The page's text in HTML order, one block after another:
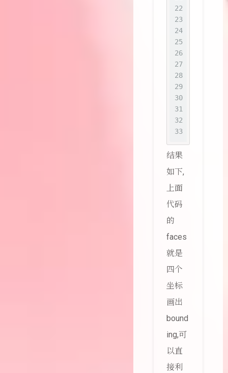
22
23
24
25
26
27
28
29
30
31
32
33
结果
如下,
上面
代码
的
faces
就是
四个
坐标
画出
bound
ing,可
以直
接利